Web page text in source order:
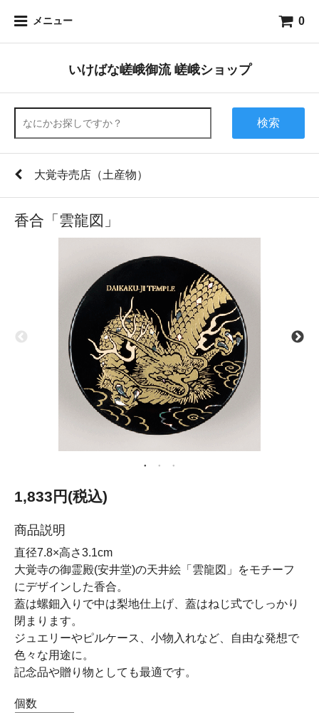
メニュー 0
いけばな嵯峨御流 嵯峨ショップ
検索
大覚寺売店（土産物）
香合「雲龍図」
1,833円(税込)
商品説明
直径7.8×高さ3.1cm
大覚寺の御霊殿(安井堂)の天井絵「雲龍図」をモチーフ
にデザインした香合。
蓋は螺鈿入りで中は梨地仕上げ、蓋はねじ式でしっかり
閉まります。
ジュエリーやピルケース、小物入れなど、自由な発想で
色々な用途に。
記念品や贈り物としても最適です。
個数